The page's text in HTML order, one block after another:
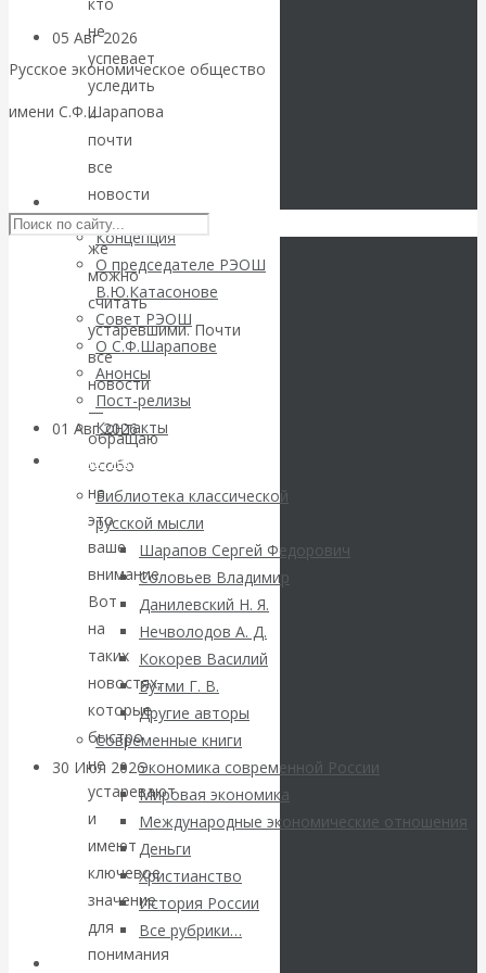
Русское экономическое общество
имени С.Ф.Шарапова
РЭОШ
Концепция
О председателе РЭОШ
В.Ю.Катасонове
Совет РЭОШ
О С.Ф.Шарапове
Анонсы
Пост-релизы
Контакты
Библиотека
Библиотека классической
русской мысли
Шарапов Сергей Федорович
Соловьев Владимир
Данилевский Н. Я.
Нечволодов А. Д.
Кокорев Василий
Бутми Г. В.
Другие авторы
Современные книги
Экономика современной России
Мировая экономика
Международные экономические отношения
Деньги
Христианство
История России
Все рубрики…
Авторы РЭОШ
05 Авг 2026
Валентин
Катасонов. Еще
раз на тему
блокировки
банковских
счетов
01 Авг 2026Геополитика
ВАлентин
Катасонов.
Саммит НАТО в
Турции: Drang
nach Osten
30 Июл 2026Банки
Валентин
Катасонов. Кто
определяет
не
успевает
уследить
и
почти
все
новости
сразу
же
можно
считать
устаревшими. Почти
все
новости
—
обращаю
особо
на
это
ваше
внимание.
Вот
на
таких
новостях,
которые
быстро
не
устаревают
и
имеют
ключевое
значение
для
понимания